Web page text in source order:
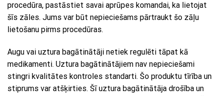
procedūra, pastāstiet savai aprūpes komandai, ka lietojat
šīs zāles. Jums var būt nepieciešams pārtraukt šo zāļu
lietošanu pirms procedūras.
Augu vai uztura bagātinātāji netiek regulēti tāpat kā
medikamenti. Uztura bagātinātājiem nav nepieciešami
stingri kvalitātes kontroles standarti. Šo produktu tīrība un
stiprums var atšķirties. Šī uztura bagātinātāja drošība un